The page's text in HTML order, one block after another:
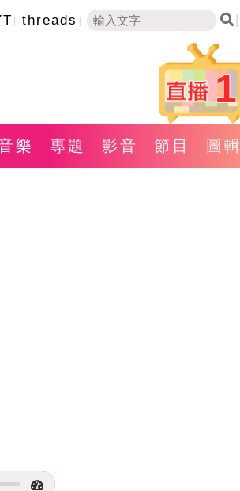
threads
1
樂 專題 影音 節目 圖輯